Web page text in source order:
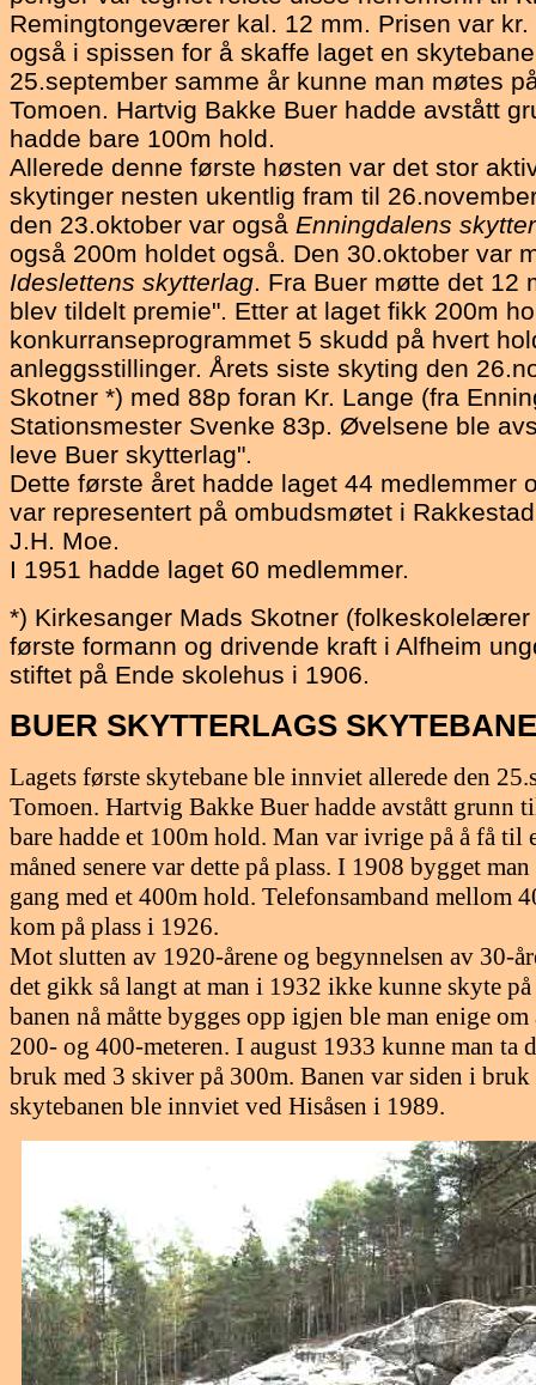
Remingtongeværer kal. 12 mm. Prisen var
også i spissen for å skaffe laget en
25.september samme år kunne man møtes
Tomoen. Hartvig Bakke Buer hadde avstått
hadde bare 100m hold.
Allerede denne første høsten var det stor
skytinger nesten ukentlig fram til
den 23.oktober var også Enningdalens
også 200m holdet også. Den 30.oktober var
Ideslettens skytterlag. Fra Buer møtte det 12
blev tildelt premie". Etter at laget fikk 200m
konkurranseprogrammet 5 skudd på hvert
anleggsstillinger. Årets siste skyting den
Skotner *) med 88p foran Kr. Lange (fra
Stationsmester Svenke 83p. Øvelsene ble
leve Buer skytterlag".
Dette første året hadde laget 44 medlemmer
var representert på ombudsmøtet i
J.H. Moe.
I 1951 hadde laget 60 medlemmer.
*) Kirkesanger Mads Skotner
første formann og drivende kraft i Alfheim
stiftet på Ende skolehus i 1906.
BUER SKYTTERLAGS
Lagets første skytebane ble innviet allerede den
Tomoen. Hartvig Bakke Buer hadde avstått grunn
bare hadde et 100m hold. Man var ivrige på å få til
måned senere var dette på plass. I 1908 bygget
gang med et 400m hold. Telefonsamband mellom
kom på plass i 1926.
Mot slutten av 1920-årene og begynnelsen av 30-
det gikk så langt at man i 1932 ikke kunne skyte
banen nå måtte bygges opp igjen ble man enige
200- og 400-meteren. I august 1933 kunne man ta
bruk med 3 skiver på 300m. Banen var siden i
skytebanen ble innviet ved Hisåsen i 1989.